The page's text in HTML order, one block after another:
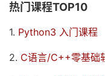
热门课程TOP10
1. Python3 入门课程
2. C语言/C++零基础